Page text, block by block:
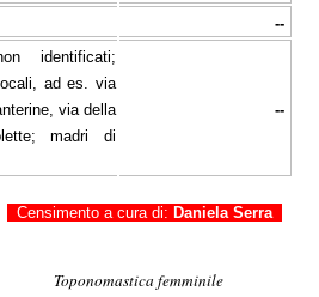
--
identificati;
ad es. via
via della
madri di
--
Censimento a cura di: Daniela Serra
Toponomastica femminile